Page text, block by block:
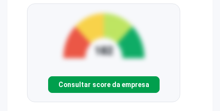
Consultar score da empresa